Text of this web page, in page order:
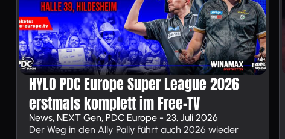
HYLO PDC Europe Super League 2026
erstmals komplett im Free-TV
News, NEXT Gen, PDC Europe - 23. Juli 2026
Der Weg in den Ally Pally führt auch 2026 wieder